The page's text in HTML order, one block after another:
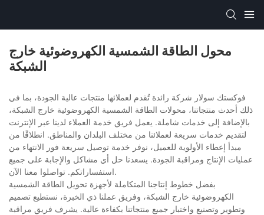
محول الطاقة الشمسية الكهروضوئية خارج
الشبكة
فوكستك سولار شركة رائدة تُقدم لعملائها منتجات عالية الجودة، بما في
ذلك أحدث منتجاتنا، محولات الطاقة الشمسية الكهروضوئية خارج الشبكة،
بالإضافة إلى خدمات شاملة. يعمل فريق خدمة العملاء لدينا عبر الإنترنت
لتقديم خدمات سريعة لعملائنا من مختلف البلدان والمناطق. انطلاقًا من
مبدأ إعطاء الأولوية للعميل، نوفر خدمة توصيل سريعة فور الانتهاء من
عمليات الإنتاج ومراقبة الجودة. يسعدنا حل أي مشاكل والإجابة على جميع
استفساراتكم. تواصلوا معنا الآن.
بفضل خطوط إنتاجنا المتكاملة لأجهزة تحويل الطاقة الشمسية
الكهروضوئية خارج الشبكة، وفريق عملنا ذي الخبرة، نستطيع تصميم
وتطوير وتصنيع واختبار جميع منتجاتنا بكفاءة عالية. يشرف فريق مراقبة